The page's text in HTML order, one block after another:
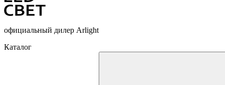
официальный дилер Arlight
Каталог